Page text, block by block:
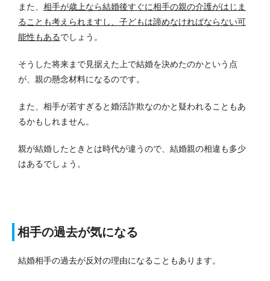
また、 相手が歳上なら結婚後すぐに相手の親の介護がはじま
ることも考えられますし、子どもは諦めなければならない可
能性もあるでしょう。
そうした将来まで見据えた上で結婚を決めたのかという点
が、親の懸念材料になるのです。
また、相手が若すぎると婚活詐欺なのかと疑われることもあ
るかもしれません。
親が結婚したときとは時代が違うので、結婚親の相違も多少
はあるでしょう。
相手の過去が気になる
結婚相手の過去が反対の理由になることもあります。